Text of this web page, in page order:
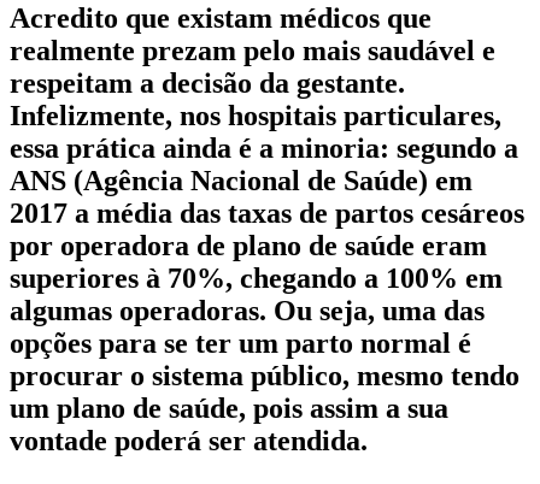
Acredito que existam médicos que
realmente prezam pelo mais saudável e
respeitam a decisão da gestante.
Infelizmente, nos hospitais particulares,
essa prática ainda é a minoria: segundo a
ANS (Agência Nacional de Saúde) em
2017 a média das taxas de partos cesáreos
por operadora de plano de saúde eram
superiores à 70%, chegando a 100% em
algumas operadoras. Ou seja, uma das
opções para se ter um parto normal é
procurar o sistema público, mesmo tendo
um plano de saúde, pois assim a sua
vontade poderá ser atendida.